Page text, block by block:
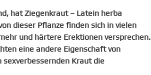
hat Ziegenkraut – Latein herba
dieser Pflanze finden sich in vielen
und härtere Erektionen versprechen.
eine andere Eigenschaft von
sexverbessernden Kraut die